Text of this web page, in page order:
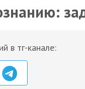
в тг-канале: